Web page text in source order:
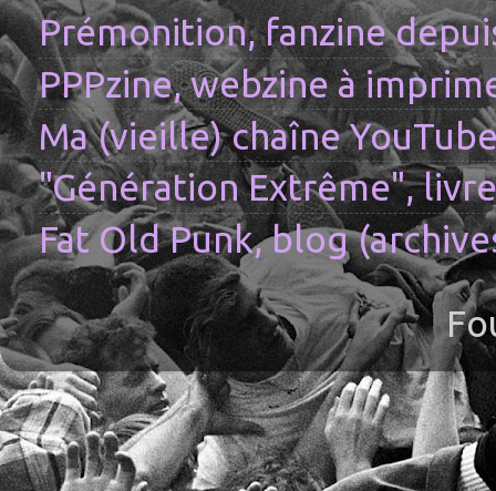
Prémonition, fanzine
PPPzine, webzine à
Ma (vieille) chaîne
"Génération Extrême",
Fat Old Punk, blog